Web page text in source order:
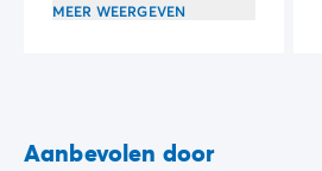
MEER WEERGEVEN
Aanbevolen door